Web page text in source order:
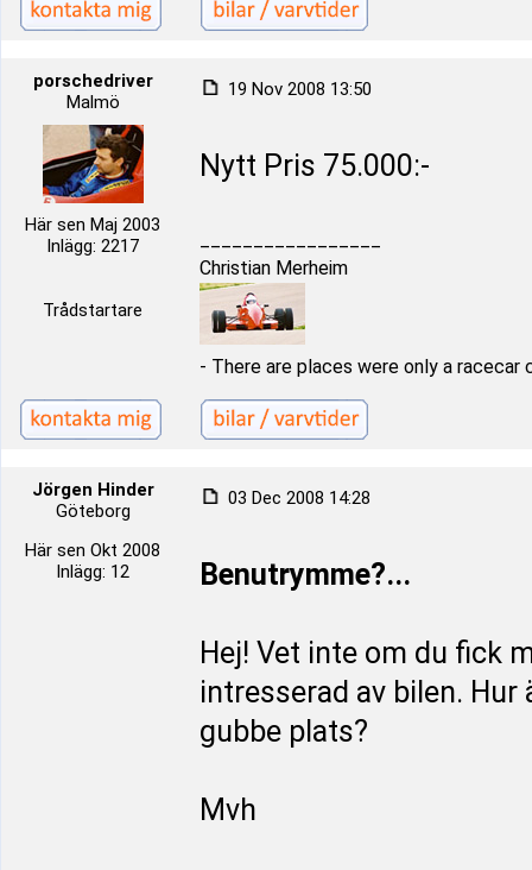
porschedriver
Malmö
Här sen Maj 2003
Inlägg: 2217
Trådstartare
19 Nov 2008 13:50
Nytt Pris 75.000:-
Christian Merheim
- There are places were only a racecar
Jörgen Hinder
Göteborg
Här sen Okt 2008
Inlägg: 12
03 Dec 2008 14:28
Benutrymme?...
Hej! Vet inte om du fick
intresserad av bilen.
gubbe plats?
Mvh